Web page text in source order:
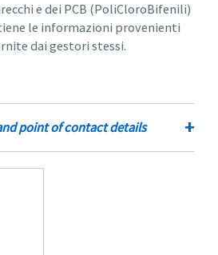
e dei PCB (PoliCloroBifenili)
le informazioni provenienti
dai gestori stessi.
point of contact details +